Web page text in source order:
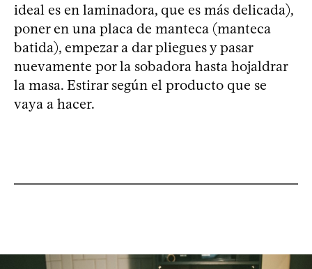
ideal es en laminadora, que es más delicada),
poner en una placa de manteca (manteca
batida), empezar a dar pliegues y pasar
nuevamente por la sobadora hasta hojaldrar
la masa. Estirar según el producto que se
vaya a hacer.